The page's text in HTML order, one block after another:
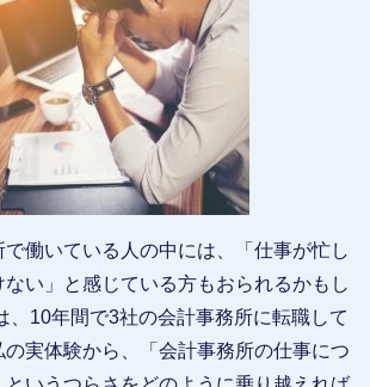
働いている人の中には、「仕事が忙し
い」と感じている方もおられるかもし
、10年間で3社の会計事務所に転職して
実体験から、「会計事務所の仕事につ